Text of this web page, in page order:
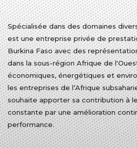
Spécialisée dans des domaines
est une entreprise privée de
Burkina Faso avec des
dans la sous-région Afrique de
économiques, énergétiques et
les entreprises de l’Afrique
souhaite apporter sa contribution à
constante par une amélioration
performance.